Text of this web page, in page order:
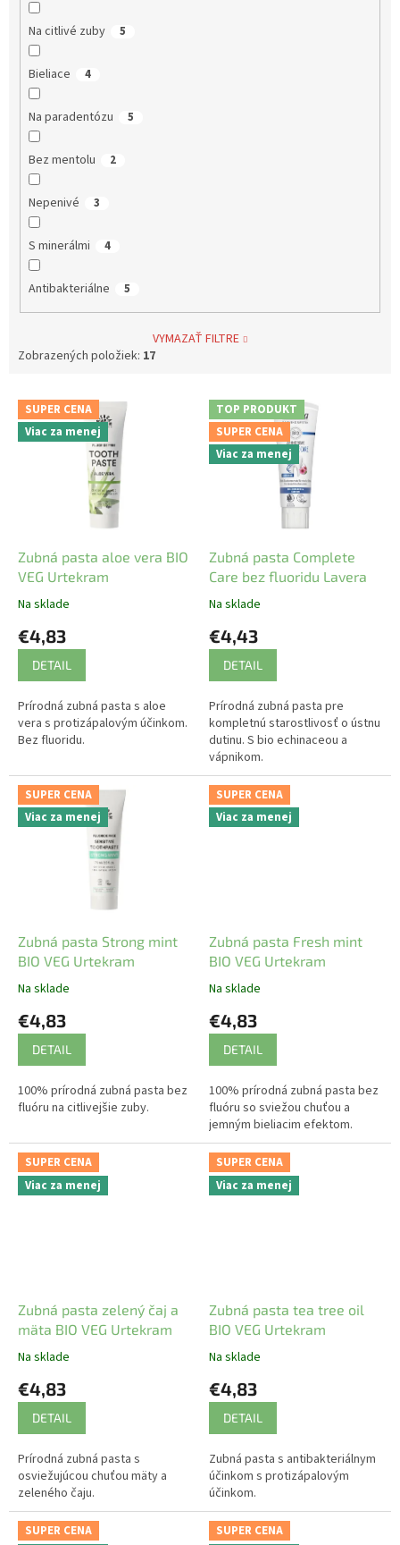
Na citlivé zuby 5
Bieliace 4
Na paradentózu 5
Bez mentolu 2
Nepenivé 3
S minerálmi 4
Antibakteriálne 5
VYMAZAŤ FILTRE
Zobrazených položiek: 17
V
p
SUPER CENA
Viac za menej
Zubná pasta aloe vera BIO
VEG Urtekram
Na sklade
€4,83
DETAIL
Prírodná zubná pasta s aloe
vera s protizápalovým účinkom.
Bez fluoridu.
TOP PRODUKT
SUPER CENA
Viac za menej
Zubná pasta Complete
Care bez fluoridu Lavera
Na sklade
€4,43
DETAIL
Prírodná zubná pasta pre
kompletnú starostlivosť o ústnu
dutinu. S bio echinaceou a
vápnikom.
SUPER CENA
Viac za menej
Zubná pasta Strong mint
BIO VEG Urtekram
Na sklade
€4,83
DETAIL
100% prírodná zubná pasta bez
fluóru na citlivejšie zuby.
SUPER CENA
Viac za menej
Zubná pasta Fresh mint
BIO VEG Urtekram
Na sklade
€4,83
DETAIL
100% prírodná zubná pasta bez
fluóru so sviežou chuťou a
jemným bieliacim efektom.
SUPER CENA
Viac za menej
Zubná pasta zelený čaj a
mäta BIO VEG Urtekram
Na sklade
€4,83
DETAIL
Prírodná zubná pasta s
osviežujúcou chuťou mäty a
zeleného čaju.
SUPER CENA
Viac za menej
Zubná pasta tea tree oil
BIO VEG Urtekram
Na sklade
€4,83
DETAIL
Zubná pasta s antibakteriálnym
účinkom s protizápalovým
účinkom.
SUPER CENA SUPER CENA